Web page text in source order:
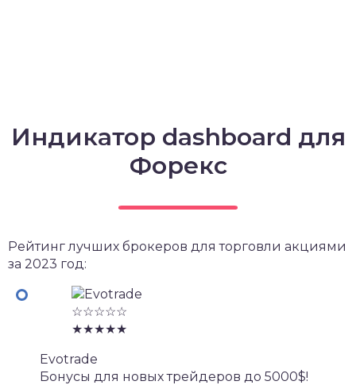
Индикатор dashboard для
Форекс
Рейтинг лучших брокеров для торговли акциями
за 2023 год:
☆☆☆☆☆
★★★★★
Evotrade
Бонусы для новых трейдеров до 5000$!